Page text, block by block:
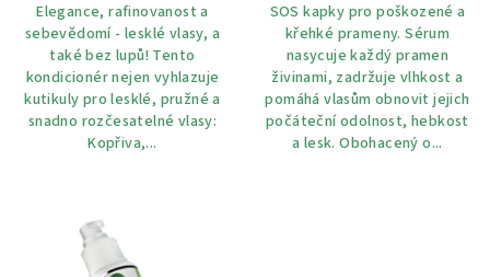
Elegance, rafinovanost a
sebevědomí - lesklé vlasy, a
také bez lupů! Tento
kondicionér nejen vyhlazuje
kutikuly pro lesklé, pružné a
snadno rozčesatelné vlasy:
Kopřiva,...
SOS kapky pro poškozené a
křehké prameny. Sérum
nasycuje každý pramen
živinami, zadržuje vlhkost a
pomáhá vlasům obnovit jejich
počáteční odolnost, hebkost
a lesk. Obohacený o...